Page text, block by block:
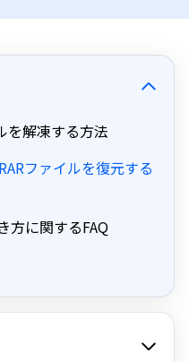
を解凍する方法
ファイルを復元する
方に関するFAQ